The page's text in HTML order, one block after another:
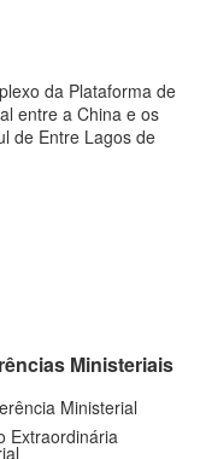
da Plataforma de
entre a China e os
de Entre Lagos de
Ministeriais
Ministerial
Extraordinária